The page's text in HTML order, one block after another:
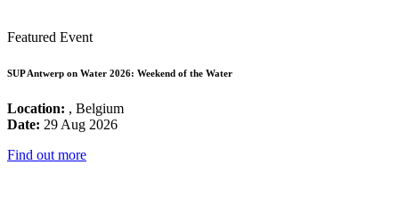
Featured Event
SUP Antwerp on Water 2026: Weekend of the Water
Location: , Belgium
Date: 29 Aug 2026
Find out more